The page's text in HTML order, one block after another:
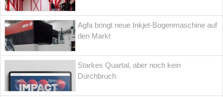
Agfa bringt neue Inkjet-Bogenmaschine auf
den Markt
Starkes Quartal, aber noch kein
Durchbruch